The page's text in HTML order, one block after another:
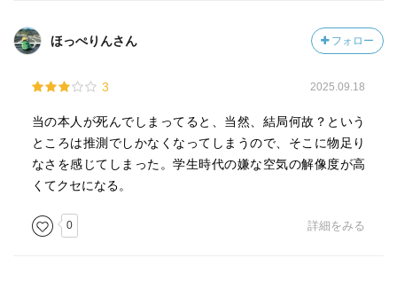
ほっぺりんさん フォロー
3 2025.09.18
当の本人が死んでしまってると、当然、結局何故？という
ところは推測でしかなくなってしまうので、そこに物足り
なさを感じてしまった。学生時代の嫌な空気の解像度が高
くてクセになる。
0 詳細をみる